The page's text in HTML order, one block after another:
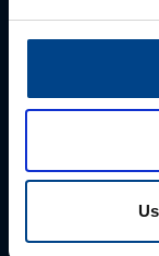
Kā varam jums